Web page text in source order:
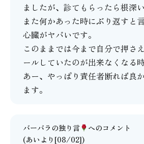
ましたが、診てもらったら根深
また何かあった時にぶり返すと
心臓がヤバいです。
このままでは今まで自分で押さ
ールしていたのが出来なくなる
あー、やっぱり責任者断れば良
ます。
バーバラの独り言
へのコメント
(あいより[08/02])